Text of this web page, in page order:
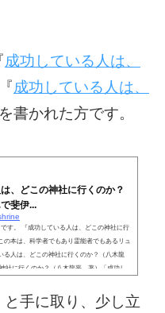
成功している人は、
成功している人は、
書かれた方です。
、どこの神社に行くのか？
斐伊...
す。 『成功している人は、どこの神社に行
の本は、科学者でもあり霊能者でもあるリュ
る人は、どこの神社に行くのか？（八木龍
社に行くのか？（八木龍平 著）「成功し
している人は、なぜ神社に行くのか？』が独
いました。リュウ...
と手に取り、少し立